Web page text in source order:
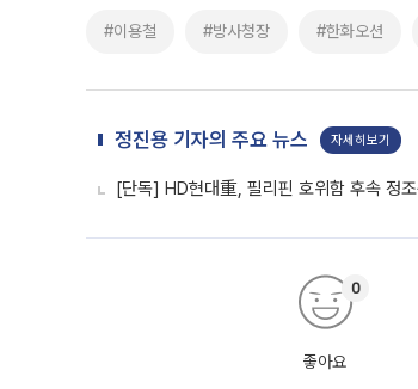
#이용철 #방사청장 #한화오션
정진용 기자의 주요 뉴스 자세히보기
[단독] HD현대重, 필리핀 호위함 후속 정
좋아요
0